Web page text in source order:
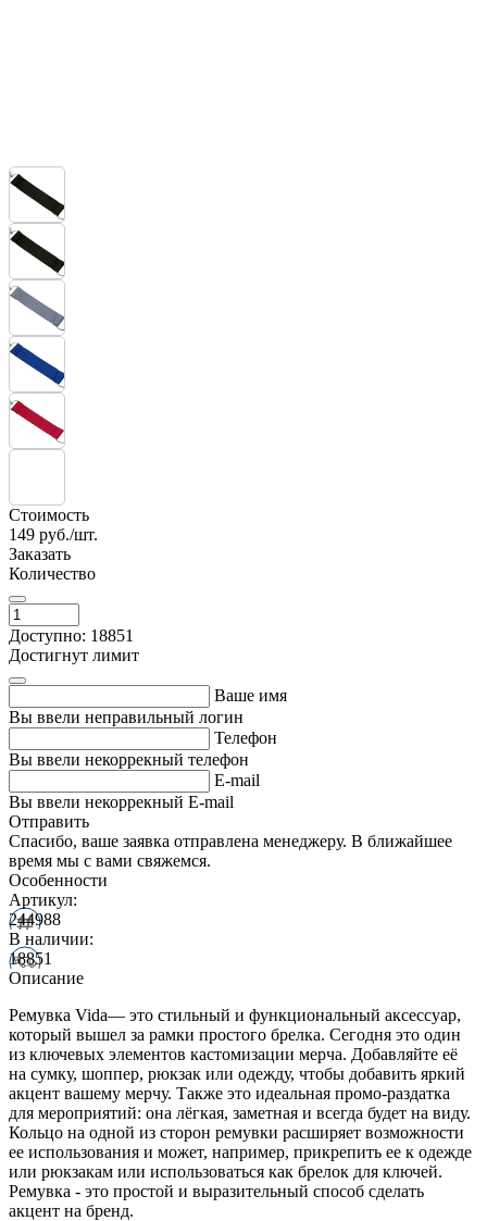
Стоимость
149 руб./шт.
Заказать
Количество
Доступно: 18851
Достигнут лимит
Ваше имя
Вы ввели неправильный логин
Телефон
Вы ввели некоррекный телефон
E-mail
Вы ввели некоррекный E-mail
Отправить
Спасибо, ваше заявка отправлена менеджеру. В ближайшее
время мы с вами свяжемся.
Особенности
Артикул:
244988
В наличии:
18851
Описание
Ремувка Vida— это стильный и функциональный аксессуар,
который вышел за рамки простого брелка. Сегодня это один
из ключевых элементов кастомизации мерча. Добавляйте её
на сумку, шоппер, рюкзак или одежду, чтобы добавить яркий
акцент вашему мерчу. Также это идеальная промо-раздатка
для мероприятий: она лёгкая, заметная и всегда будет на виду.
Кольцо на одной из сторон ремувки расширяет возможности
ее использования и может, например, прикрепить ее к одежде
или рюкзакам или использоваться как брелок для ключей.
Ремувка - это простой и выразительный способ сделать
акцент на бренд.